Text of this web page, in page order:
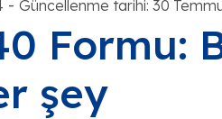
- Güncellenme tarihi: 30
Formu:
şey